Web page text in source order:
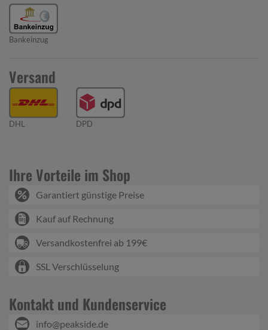
Bankeinzug
Versand
DHL DPD
Ihre Vorteile im Shop
Garantiert günstige Preise
Kauf auf Rechnung
Versandkostenfrei ab 199€
SSL Verschlüsselung
Kontakt und Kundenservice
info@peakside.de